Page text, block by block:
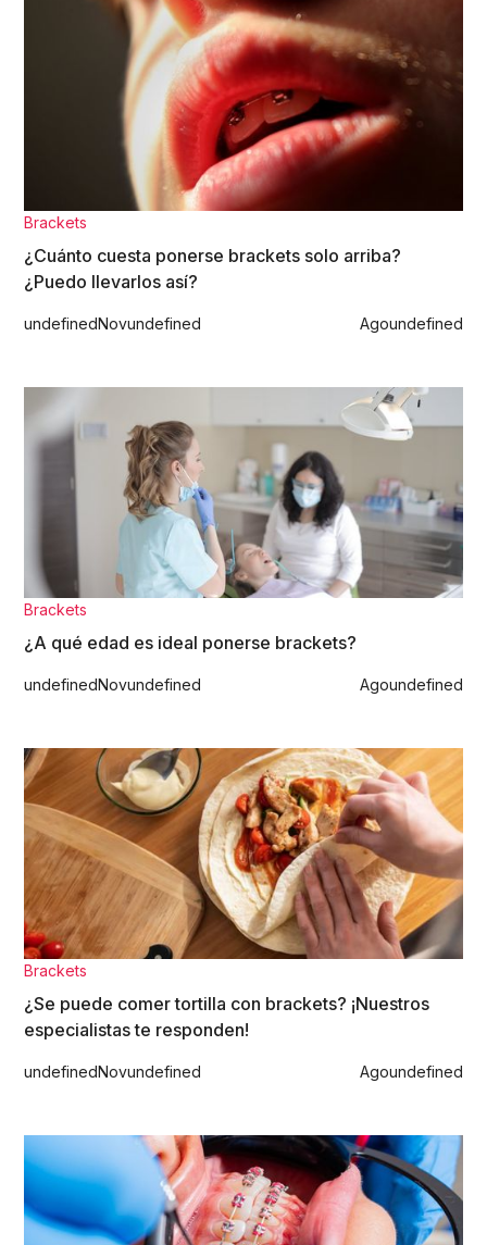
Brackets
¿Cuánto cuesta ponerse brackets solo arriba?
¿Puedo llevarlos así?
undefinedNovundefined Agoundefined
Brackets
¿A qué edad es ideal ponerse brackets?
undefinedNovundefined Agoundefined
Brackets
¿Se puede comer tortilla con brackets? ¡Nuestros
especialistas te responden!
undefinedNovundefined Agoundefined